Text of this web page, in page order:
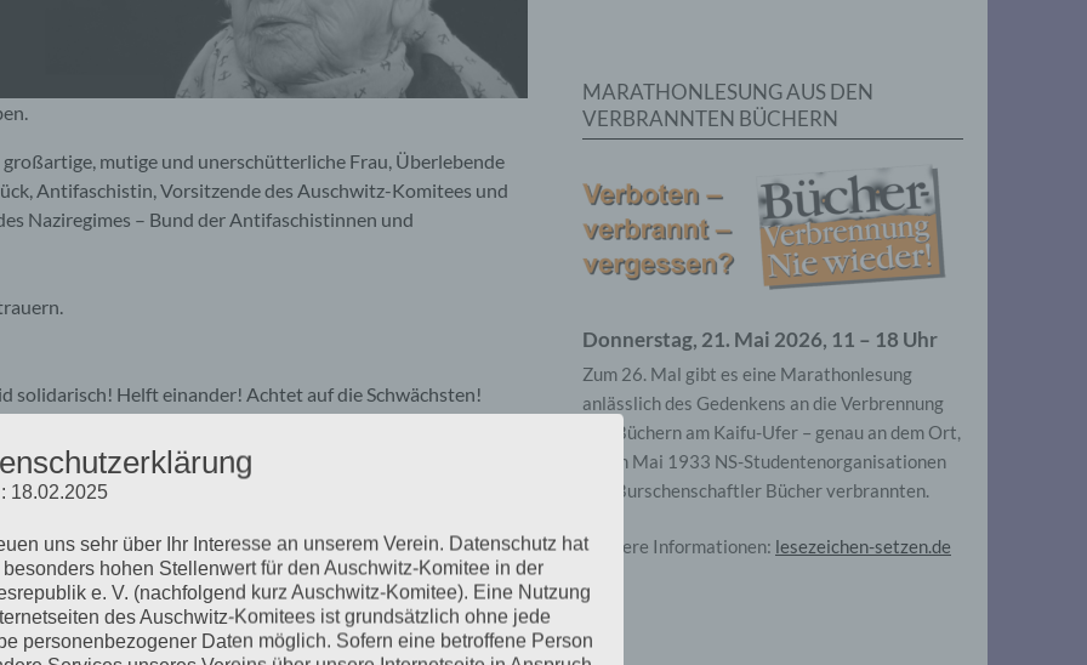
mutige und unerschütterliche Frau, Überlebende
Antifaschistin, Vorsitzende des Auschwitz-Komitees und
Naziregimes – Bund der Antifaschistinnen und
solidarisch! Helft einander! Achtet auf die Schwächsten!
e. V.
MARATHONLESUNG AUS DEN
VERBRANNTEN BÜCHERN
Donnerstag, 21. Mai 2026, 11 – 18 Uhr
Zum 26. Mal gibt es eine Marathonlesung
anlässlich des Gedenkens an die Verbrennung
von Büchern am Kaifu-Ufer – genau an dem Ort,
wo im Mai 1933 NS-Studentenorganisationen
und Burschenschaftler Bücher verbrannten.
Weitere Informationen: lesezeichen-setzen.de
18.02.2025
uns sehr über Ihr Interesse an unserem Verein. Datenschutz hat
hohen Stellenwert für den Auschwitz-Komitee in der
e. V. (nachfolgend kurz Auschwitz-Komitee). Eine Nutzung
des Auschwitz-Komitees ist grundsätzlich ohne jede
personenbezogener Daten möglich. Sofern eine betroffene Person